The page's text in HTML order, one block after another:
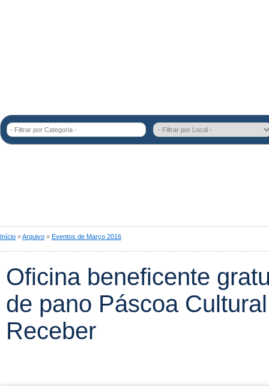
- Filtrar por Categoria -
Início »Arquivo » Eventos de Março 2016
Oficina beneficente
de pano Páscoa
Receber